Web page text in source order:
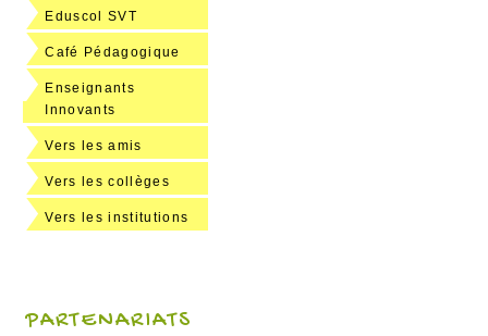
Eduscol SVT
Café Pédagogique
Enseignants
Innovants
Vers les amis
Vers les collèges
Vers les institutions
PARTENARIATS